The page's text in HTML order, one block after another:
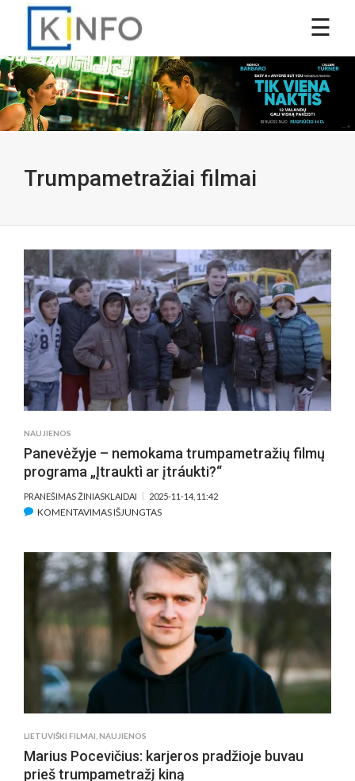
Trumpametražiai filmai
NAUJIENOS
Panevėžyje – nemokama trumpametražių filmų
programa „Įtrauktì ar įtráukti?“
PRANEŠIMAS ŽINIASKLAIDAI 2025-11-14, 11:42
KOMENTAVIMAS IŠJUNGTASĮRAŠE
NEMOKAMA
TRUMPAMETRAŽIŲ
FILMŲ
PROGRAMA
„ĮTRAUKTÌ
AR
ĮTRÁUKTI?“
LIETUVIŠKI FILMAI NAUJIENOS
Marius Pocevičius: karjeros pradžioje buvau
prieš trumpametražį kiną